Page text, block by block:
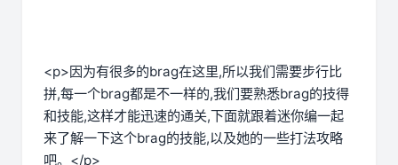
<p>因为有很多的brag在这里,所以我们需要步行比
拼,每一个brag都是不一样的,我们要熟悉brag的技得
和技能,这样才能迅速的通关,下面就跟着迷你编一起
来了解一下这个brag的技能,以及她的一些打法攻略
吧。</p>